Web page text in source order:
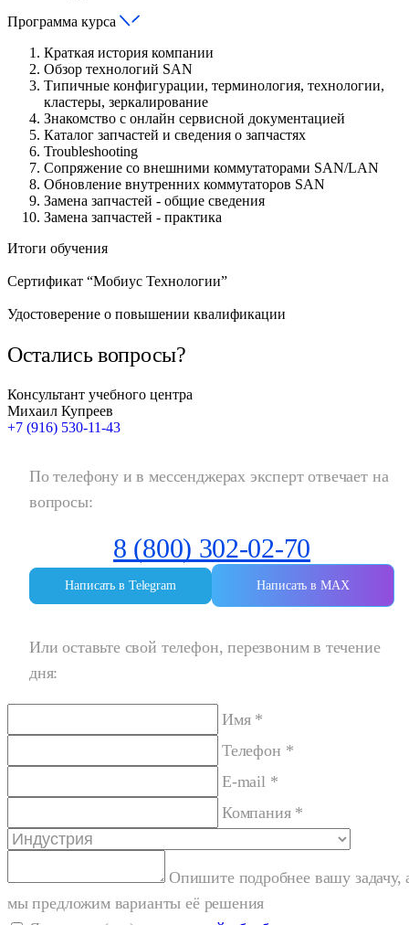
Программа курса
Краткая история компании
Обзор технологий SAN
Типичные конфигурации, терминология, технологии,
кластеры, зеркалирование
Знакомство с онлайн сервисной документацией
Каталог запчастей и сведения о запчастях
Troubleshooting
Сопряжение со внешними коммутаторами SAN/LAN
Обновление внутренних коммутаторов SAN
Замена запчастей - общие сведения
Замена запчастей - практика
Итоги обучения
Сертификат “Мобиус Технологии”
Удостоверение о повышении квалификации
Остались вопросы?
Консультант учебного центра
Михаил Купреев
+7 (916) 530-11-43
По телефону и в мессенджерах эксперт отвечает на
вопросы:
8 (800) 302-02-70
Написать в Telegram Написать в MAX
Или оставьте свой телефон, перезвоним в течение
дня:
Имя *
Телефон *
E-mail *
Компания *
Опишите подробнее вашу задачу,
мы предложим варианты её решения